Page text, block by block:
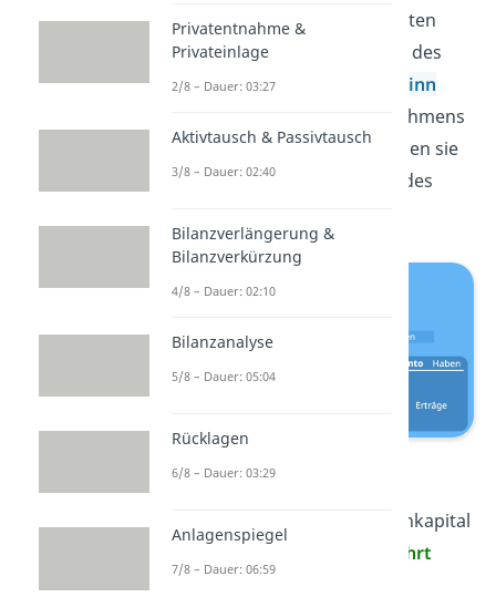
Buchunggibt. Erfolgskonten
helfen dir dabei, am Ende des
Geschäftsjahres den
Gewinn
des Unternehmens
zu ermitteln. Dabei erfassen sie
alle Wertveränderungen des
Je nachdem, ob sich das Eigenkapital
vermehrt
Privatentnahme &
Privateinlage
2/8 – Dauer: 03:27
Aktivtausch & Passivtausch
3/8 – Dauer: 02:40
Bilanzverlängerung &
Bilanzverkürzung
4/8 – Dauer: 02:10
Bilanzanalyse
5/8 – Dauer: 05:04
Rücklagen
6/8 – Dauer: 03:29
Anlagenspiegel
7/8 – Dauer: 06:59